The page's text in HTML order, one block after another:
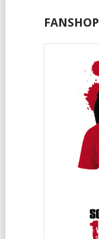
FANSHOP